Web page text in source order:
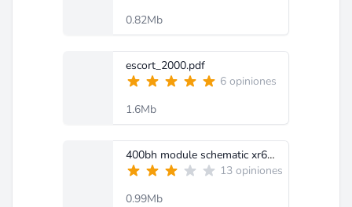
0.82Mb
escort_2000.pdf
6 opiniones
1.6Mb
400bh module schematic xr600b.pdf
13 opiniones
0.99Mb